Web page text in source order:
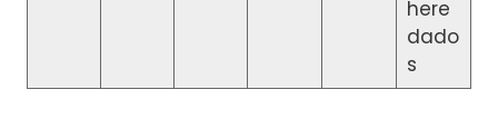
here
dado
s